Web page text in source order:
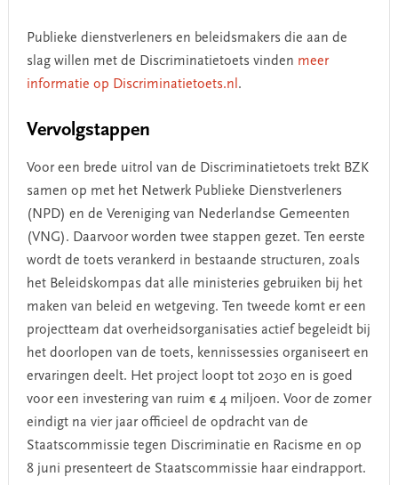
Publieke dienstverleners en beleidsmakers die aan de
slag willen met de Discriminatietoets vinden meer
informatie op Discriminatietoets.nl .
Vervolgstappen
Voor een brede uitrol van de Discriminatietoets trekt BZK
samen op met het Netwerk Publieke Dienstverleners
(NPD) en de Vereniging van Nederlandse Gemeenten
(VNG). Daarvoor worden twee stappen gezet. Ten eerste
wordt de toets verankerd in bestaande structuren, zoals
het Beleidskompas dat alle ministeries gebruiken bij het
maken van beleid en wetgeving. Ten tweede komt er een
projectteam dat overheidsorganisaties actief begeleidt bij
het doorlopen van de toets, kennissessies organiseert en
ervaringen deelt. Het project loopt tot 2030 en is goed
voor een investering van ruim € 4 miljoen. Voor de zomer
eindigt na vier jaar officieel de opdracht van de
Staatscommissie tegen Discriminatie en Racisme en op
8 juni presenteert de Staatscommissie haar eindrapport.